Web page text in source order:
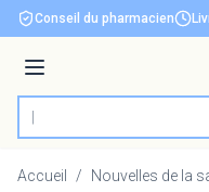
Aller au contenu
Conseil du pharmacien
Menu
Rechercher
Accueil / Nouvelles de la